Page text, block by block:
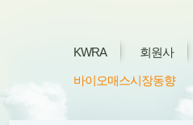
KWRA 회원사
바이오매스시장동향